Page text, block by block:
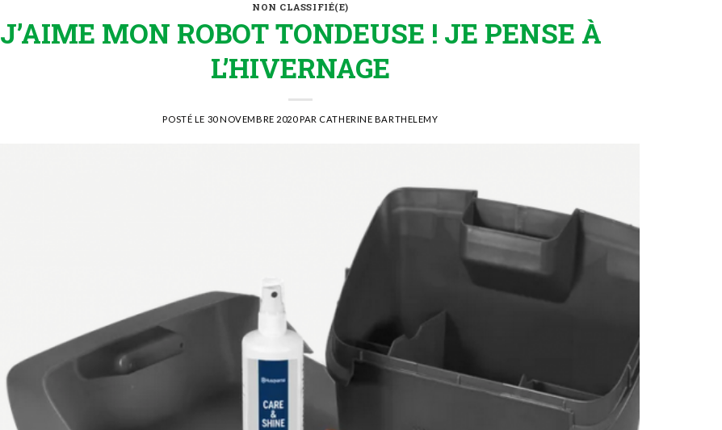
NON CLASSIFIÉ(E)
J’AIME MON ROBOT TONDEUSE ! JE PENSE À
L’HIVERNAGE
POSTÉ LE 30 NOVEMBRE 2020PAR CATHERINE BARTHELEMY